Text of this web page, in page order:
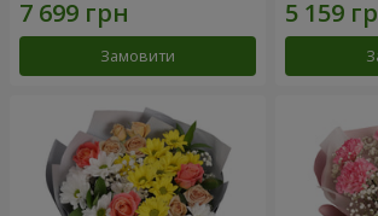
Замовити